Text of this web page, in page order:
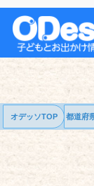
オデッソTOP 都道府